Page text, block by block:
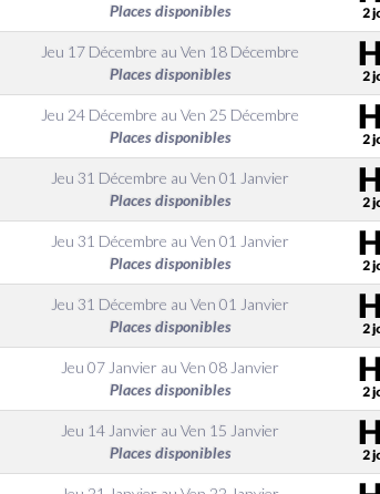
Places disponibles
Jeu 17 Décembre au Ven 18 Décembre
Places disponibles
Jeu 24 Décembre au Ven 25 Décembre
Places disponibles
Jeu 31 Décembre au Ven 01 Janvier
Places disponibles
Jeu 31 Décembre au Ven 01 Janvier
Places disponibles
Jeu 31 Décembre au Ven 01 Janvier
Places disponibles
Jeu 07 Janvier au Ven 08 Janvier
Places disponibles
Jeu 14 Janvier au Ven 15 Janvier
Places disponibles